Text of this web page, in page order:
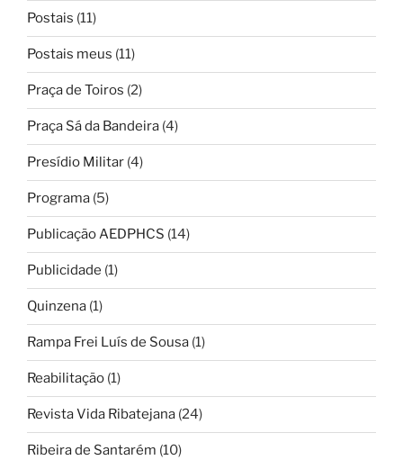
Postais (11)
Postais meus (11)
Praça de Toiros (2)
Praça Sá da Bandeira (4)
Presídio Militar (4)
Programa (5)
Publicação AEDPHCS (14)
Publicidade (1)
Quinzena (1)
Rampa Frei Luís de Sousa (1)
Reabilitação (1)
Revista Vida Ribatejana (24)
Ribeira de Santarém (10)